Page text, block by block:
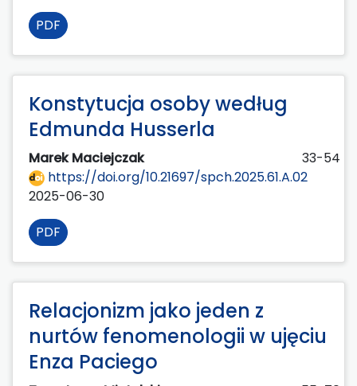
PDF
Konstytucja osoby według
Edmunda Husserla
Marek Maciejczak
33-54
https://doi.org/10.21697/spch.2025.61.A.02
2025-06-30
PDF
Relacjonizm jako jeden z
nurtów fenomenologii w ujęciu
Enza Paciego